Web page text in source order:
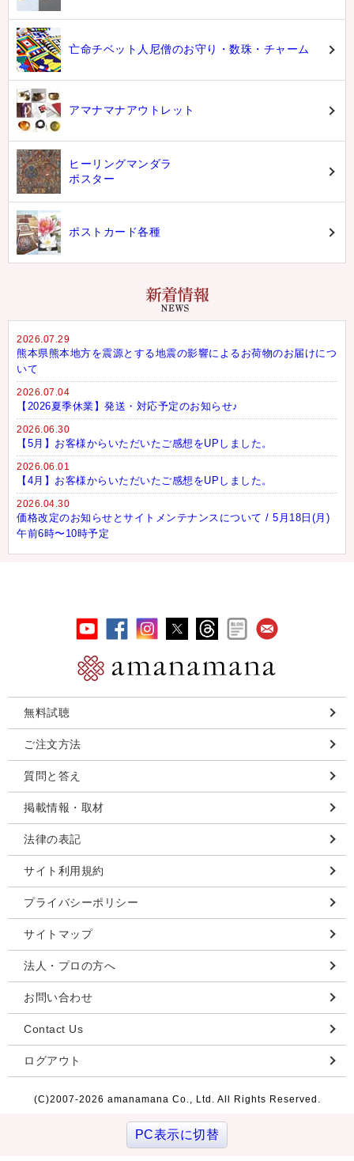
亡命チベット人尼僧のお守り・数珠・チャーム
アマナマナアウトレット
ヒーリングマンダラ
ポスター
ポストカード各種
2026.07.29
熊本県熊本地方を震源とする地震の影響によるお荷物のお届けにつ
いて
2026.07.04
【2026夏季休業】発送・対応予定のお知らせ♪
2026.06.30
【5月】お客様からいただいたご感想をUPしました。
2026.06.01
【4月】お客様からいただいたご感想をUPしました。
2026.04.30
価格改定のお知らせとサイトメンテナンスについて / 5月18日(月)
午前6時〜10時予定
無料試聴
ご注文方法
質問と答え
掲載情報・取材
法律の表記
サイト利用規約
プライバシーポリシー
サイトマップ
法人・プロの方へ
お問い合わせ
Contact Us
ログアウト
(C)2007-2026 amanamana Co., Ltd. All Rights Reserved.
PC表示に切替